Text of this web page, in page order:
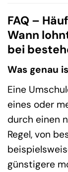
FAQ –
Wann
bei
Was genau
Eine
eines oder
durch einen
Regel, von
günstigere